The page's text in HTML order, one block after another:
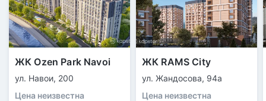
ЖК Ozen Park Navoi
ул. Навои, 200
Цена неизвестна
ЖК RAMS City
ул. Жандосова, 94а
Цена неизвестна